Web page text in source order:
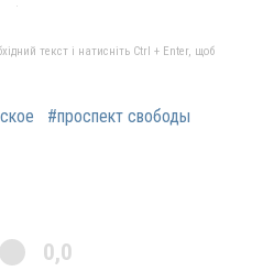
текст і натисніть Ctrl + Enter, щоб
#проспект свободы
0,0